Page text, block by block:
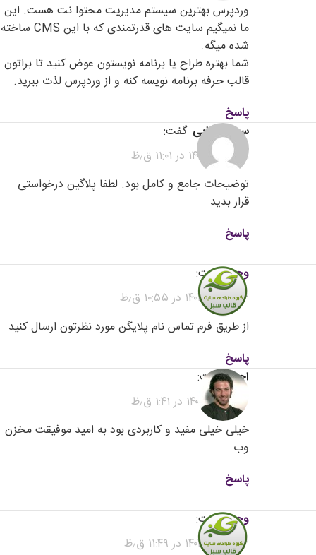
وردپرس بهترین سیستم مدیریت محتوا نت هست. این
ما نمیگیم سایت های قدرتمندی که با این CMS ساخته
شده میگه.
شما بهتره طراح یا برنامه نویستون عوض کنید تا براتون
قالب حرفه برنامه نویسه کنه و از وردپرس لذت ببرید.
پاسخ
سعید فدایی گفت:
۲۱ خرداد ۱۴۰۴ در ۱۱:۰۱ ق٫ظ
توضیحات جامع و کامل بود. لطفا پلاگین درخواستی
قرار بدید
پاسخ
وحید گفت:
۲۳ خرداد ۱۴۰۴ در ۱۰:۵۵ ق٫ظ
از طریق فرم تماس نام پلایگن مورد نظرتون ارسال کنید
پاسخ
احمد گفت:
۲۲ خرداد ۱۴۰۴ در ۱:۴۱ ق٫ظ
خیلی خیلی مفید و کاربردی بود به امید موفیقت مخزن
وب
پاسخ
وحید گفت:
۲۳ خرداد ۱۴۰۴ در ۱۱:۴۹ ق٫ظ